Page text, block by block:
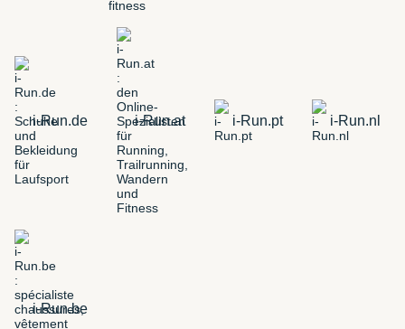
i-Run.de i-Run.at i-Run.pt i-Run.nl
i-Run.be